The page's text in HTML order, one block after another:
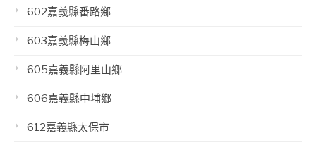
602嘉義縣番路鄉
603嘉義縣梅山鄉
605嘉義縣阿里山鄉
606嘉義縣中埔鄉
612嘉義縣太保市